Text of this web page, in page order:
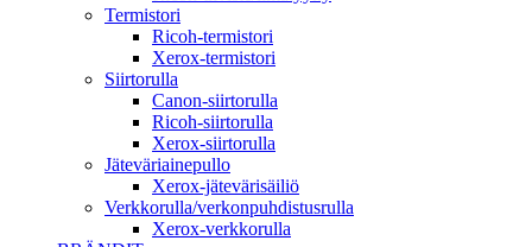
Termistori
Ricoh-termistori
Xerox-termistori
Siirtorulla
Canon-siirtorulla
Ricoh-siirtorulla
Xerox-siirtorulla
Jäteväriainepullo
Xerox-jätevärisäiliö
Verkkorulla/verkonpuhdistusrulla
Xerox-verkkorulla